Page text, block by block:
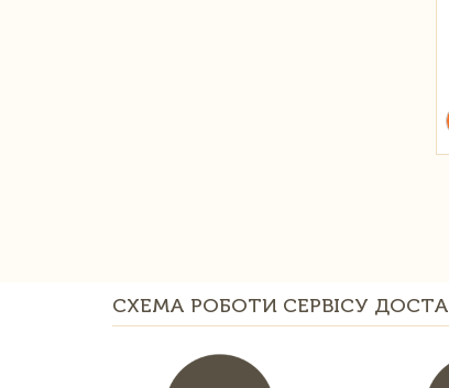
СХЕМА РОБОТИ СЕРВІСУ